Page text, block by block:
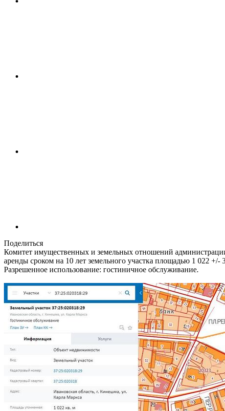
Поделиться
Комитет имущественных и земельных отношений
аренды сроком на 10 лет земельного участка площадью 1 022
Разрешенное использование: гостиничное обслуживание.